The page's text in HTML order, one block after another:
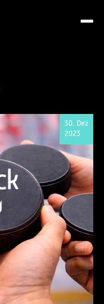
30. Dez
2023